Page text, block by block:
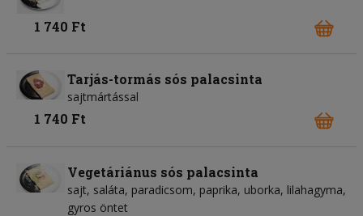
1 740 Ft
Tarjás-tormás sós palacsinta
sajtmártással
1 740 Ft
Vegetáriánus sós palacsinta
sajt, saláta, paradicsom, paprika, uborka, lilahagyma,
gyros öntet